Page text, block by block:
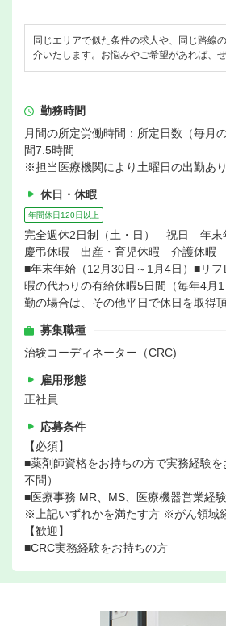
同じエリアで似た条件の求人や、同じ路線
介いたします。お悩みやご希望があれば、
勤務時間
月間の所定労働時間：所定日数（毎月
間7.5時間
※担当医療機関により土曜日の出勤あり
休日・休暇
年間休日120日以上
完全週休2日制（土・日） 祝日 年
慶弔休暇 出産・育児休暇 介護休暇
■年末年始（12月30日～1月4日）■リ
暇の代わりの有給休暇5日間（毎年4月
勤の場合は、その他平日で休日を取得頂
募集職種
治験コーディネーター（CRC)
雇用形態
正社員
応募条件
【必須】
■薬剤師資格をお持ちの方で実務経験
不問）
■医療事務 MR、MS、医療機器営業経
※上記いずれかを満たす方 ※がん領域
【歓迎】
■CRC実務経験をお持ちの方